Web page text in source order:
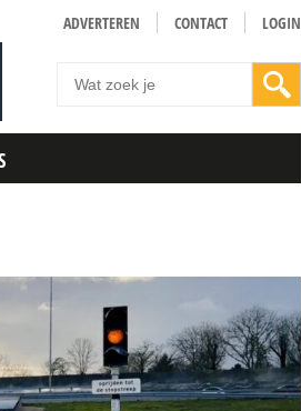
ADVERTEREN CONTACT LOGIN